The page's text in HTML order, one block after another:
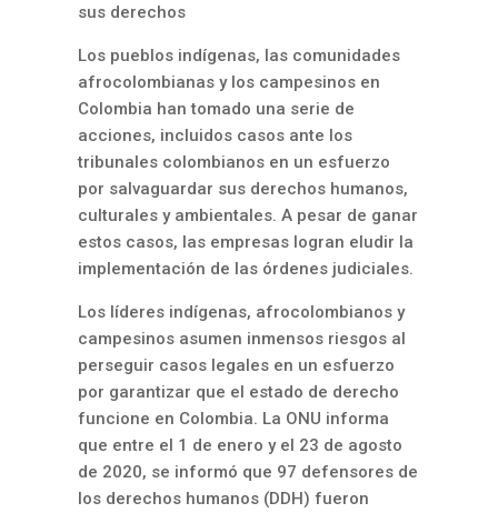
sus derechos
Los pueblos indígenas, las comunidades
afrocolombianas y los campesinos en
Colombia han tomado una serie de
acciones, incluidos casos ante los
tribunales colombianos en un esfuerzo
por salvaguardar sus derechos humanos,
culturales y ambientales. A pesar de ganar
estos casos, las empresas logran eludir la
implementación de las órdenes judiciales.
Los líderes indígenas, afrocolombianos y
campesinos asumen inmensos riesgos al
perseguir casos legales en un esfuerzo
por garantizar que el estado de derecho
funcione en Colombia. La ONU informa
que entre el 1 de enero y el 23 de agosto
de 2020, se informó que 97 defensores de
los derechos humanos (DDH) fueron